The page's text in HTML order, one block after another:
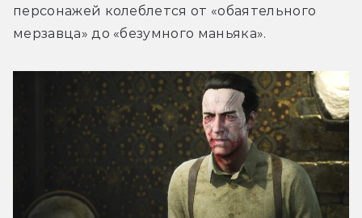
персонажей колеблется от «обаятельного
мерзавца» до «безумного маньяка».